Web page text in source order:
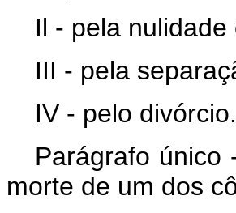
Il - pela
III - pela
IV - pelo divórcio.
Parágrafo único
morte de um dos